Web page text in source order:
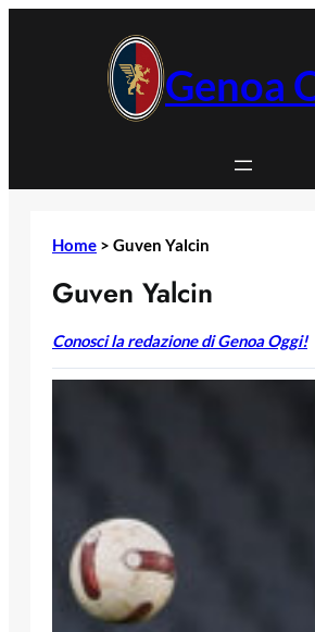
Genoa
Home > Guven Yalcin
Guven Yalcin
Conosci la redazione di Genoa Oggi!